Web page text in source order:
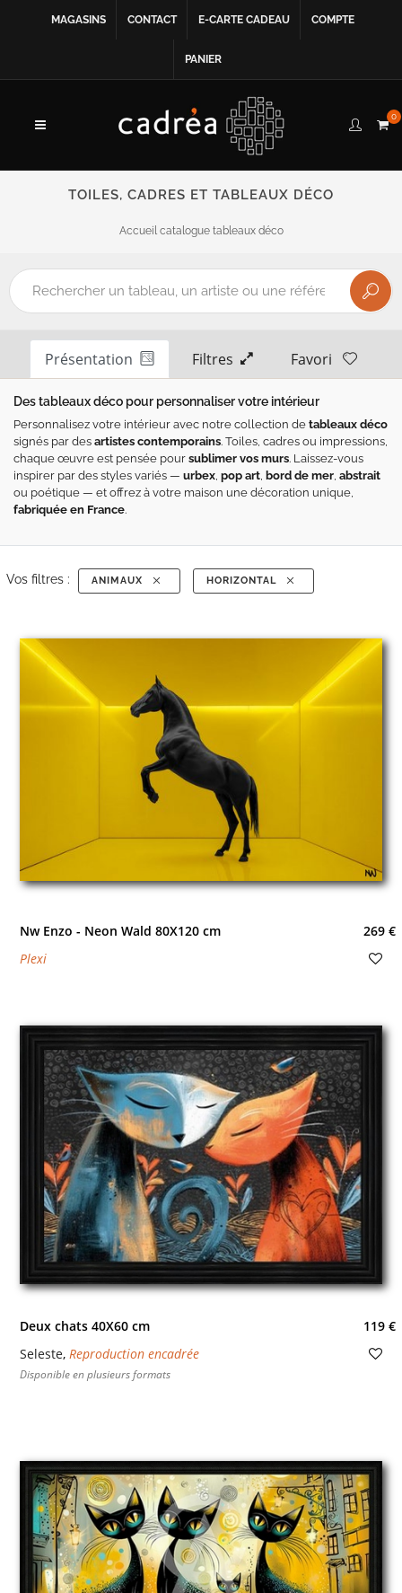
MAGASINS CONTACT E-CARTE CADEAU COMPTE
PANIER
0
TOILES, CADRES ET TABLEAUX DÉCO
Accueil catalogue tableaux déco
Présentation Filtres Favori
Des tableaux déco pour personnaliser votre intérieur
Personnalisez votre intérieur avec notre collection de tableaux déco
signés par des artistes contemporains. Toiles, cadres ou impressions,
chaque œuvre est pensée pour sublimer vos murs. Laissez-vous
inspirer par des styles variés — urbex, pop art, bord de mer, abstrait
ou poétique — et offrez à votre maison une décoration unique,
fabriquée en France.
Vos filtres : ANIMAUX HORIZONTAL
Nw Enzo - Neon Wald 80X120 cm
269 €
Plexi
Deux chats 40X60 cm
119 €
Seleste, Reproduction encadrée
Disponible en plusieurs formats